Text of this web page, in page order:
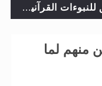
أهمية عيد
وأهداف >> المزيد
>> المزيد
الجماعة الإسلامية الأحمدية تحقيق للنبوءات القرآنية والحديثية
منهم لما